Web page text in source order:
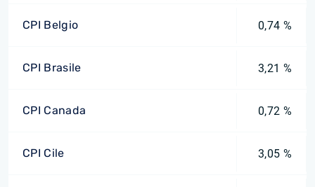
CPI Belgio 0,74 %
CPI Brasile 3,21 %
CPI Canada 0,72 %
CPI Cile 3,05 %